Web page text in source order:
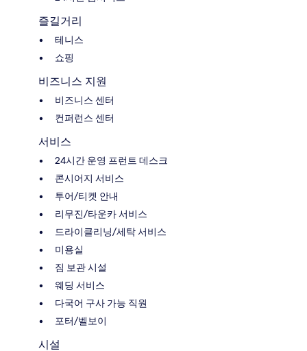
즐길거리
테니스
쇼핑
비즈니스 지원
비즈니스 센터
컨퍼런스 센터
서비스
24시간 운영 프런트 데스크
콘시어지 서비스
투어/티켓 안내
리무진/타운카 서비스
드라이클리닝/세탁 서비스
미용실
짐 보관 시설
웨딩 서비스
다국어 구사 가능 직원
포터/벨보이
시설